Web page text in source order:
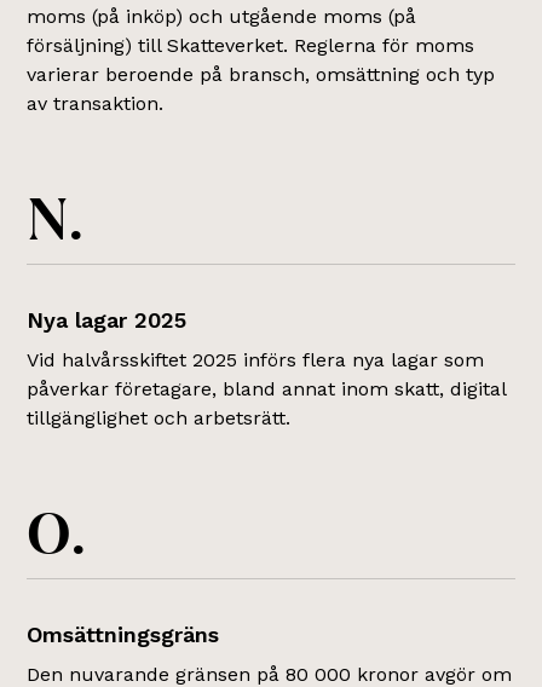
moms (på inköp) och utgående moms (på
försäljning) till Skatteverket. Reglerna för moms
varierar beroende på bransch, omsättning och typ
av transaktion.
N.
Nya lagar 2025
Vid halvårsskiftet 2025 införs flera nya lagar som
påverkar företagare, bland annat inom skatt, digital
tillgänglighet och arbetsrätt.
O.
Omsättningsgräns
Den nuvarande gränsen på 80 000 kronor avgör om